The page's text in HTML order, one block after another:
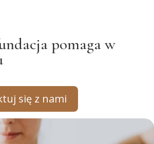
pomaga w
się z nami